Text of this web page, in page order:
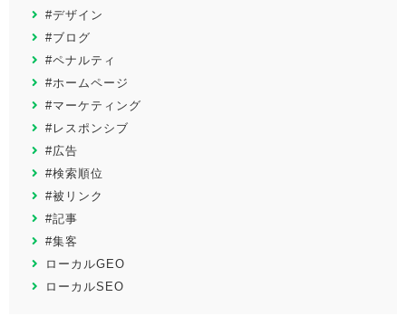
#デザイン
#ブログ
#ペナルティ
#ホームページ
#マーケティング
#レスポンシブ
#広告
#検索順位
#被リンク
#記事
#集客
ローカルGEO
ローカルSEO